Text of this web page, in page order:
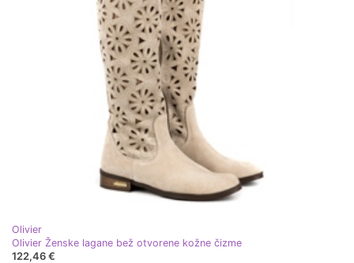
Olivier
Olivier Ženske lagane bež otvorene kožne čizme
122,46 €